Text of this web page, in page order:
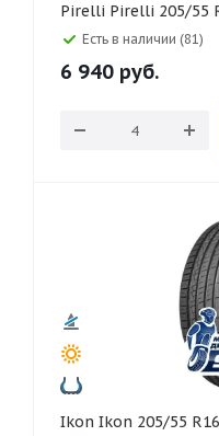
Pirelli Pirelli
Есть в наличии (81)
6 940 руб.
Ikon Ikon 205/55